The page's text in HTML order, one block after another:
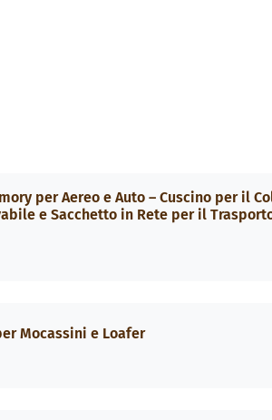
per Aereo e Auto – Cuscino per il
e Sacchetto in Rete per il
Mocassini e Loafer